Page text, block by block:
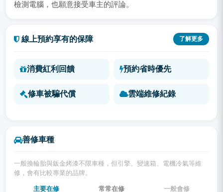
檢測電腦，也願意接受車主的評論。
線上預約享有的保障 了解更多
消費紅利回饋 預約省時優先
修車被騙代償 雲端維修紀錄
善修車種
一般換輪胎與鈑金烤漆不限車種，但引擎、變速箱、電機冷氣等維
修，會有比較專業的品牌。
主要在修
常常在修
一般會修